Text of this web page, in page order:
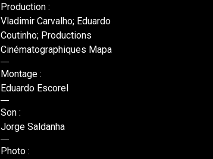
Production :
Vladimir Carvalho; Eduardo
Coutinho; Productions
Cinématographiques Mapa
Montage :
Eduardo Escorel
Son :
Jorge Saldanha
Photo :